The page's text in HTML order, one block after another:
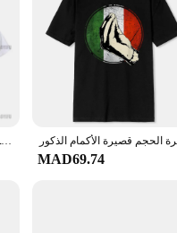
تي شيرت ملك المملكة العربية السعودية ، ملابس الشارع الكلاسيكية ، Y2k ، الصيف ، 23 ، سيبمبر ،
MAD69.74